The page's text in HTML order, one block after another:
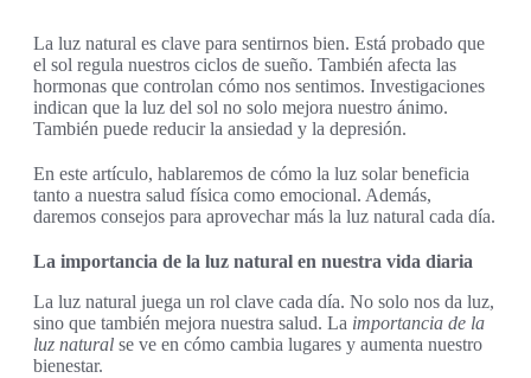
La luz natural es clave para sentirnos bien. Está probado que
el sol regula nuestros ciclos de sueño. También afecta las
hormonas que controlan cómo nos sentimos. Investigaciones
indican que la luz del sol no solo mejora nuestro ánimo.
También puede reducir la ansiedad y la depresión.
En este artículo, hablaremos de cómo la luz solar beneficia
tanto a nuestra salud física como emocional. Además,
daremos consejos para aprovechar más la luz natural cada día.
La importancia de la luz natural en nuestra vida diaria
La luz natural juega un rol clave cada día. No solo nos da luz,
sino que también mejora nuestra salud. La importancia de la
luz natural se ve en cómo cambia lugares y aumenta nuestro
bienestar.